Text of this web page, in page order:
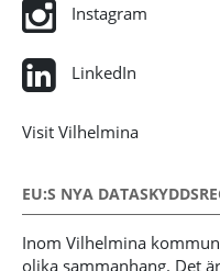
Instagram
LinkedIn
Visit Vilhelmina
EU:S NYA
Inom Vilhelmina
olika sammanhang. Det